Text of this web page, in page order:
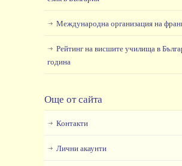
Международна организация на
Рейтинг на висшите училища в
година
Още от сайта
Контакти
Лични акаунти